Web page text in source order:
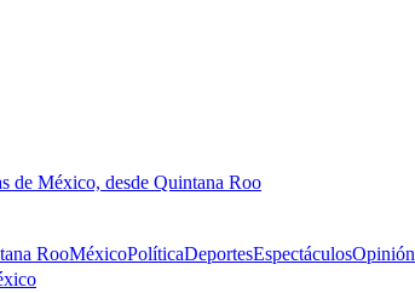
de México, desde Quintana Roo
RooMéxicoPolíticaDeportesEspectáculosOpinión